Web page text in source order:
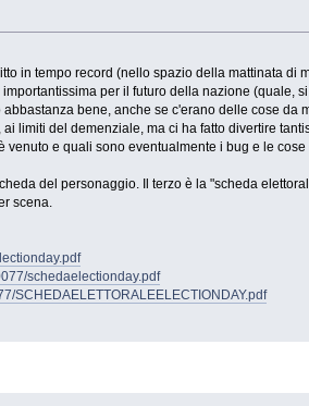
in tempo record (nello spazio della mattinata di
per il futuro della nazione (quale,
bene, anche se c'erano delle cose
limiti del demenziale, ma ci ha fatto divertire
e quali sono eventualmente i bug e le
del personaggio. Il terzo è la "scheda
scena.
schedaelectionday.pdf
SCHEDAELETTORALEELECTIONDAY.pdf